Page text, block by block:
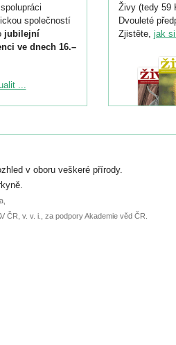
společností
jubilejní
ve dnech 16.–
konferenci
6. září.
nebo
...
Živy (tedy 59
Dvouleté
Zjistěte, jak
v oboru veškeré přírody.
ČR, v. v. i., za podpory Akademie věd ČR.